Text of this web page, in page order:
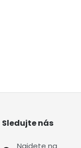
Sledujte nás